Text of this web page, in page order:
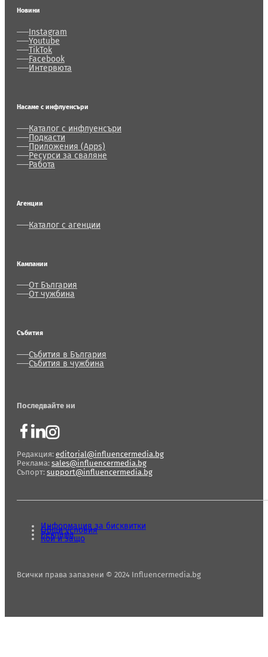
Новини
Instagram
Youtube
TikTok
Facebook
Интервюта
Насаме с инфлуенсъри
Каталог с инфлуенсъри
Подкасти
Приложения (Apps)
Ресурси за сваляне
Работа
Агенции
Каталог с агенции
Кампании
От България
От чужбина
Събития
Събития в България
Събития в чужбина
Последвайте ни
Редакция: editorial@influencermedia.bg
Реклама: sales@influencermedia.bg
Съпорт: support@influencermedia.bg
Всички права запазени © 2024 Influencermedia.bg
Информация за бисквитки
Общи условия
Реклама
Кой и защо